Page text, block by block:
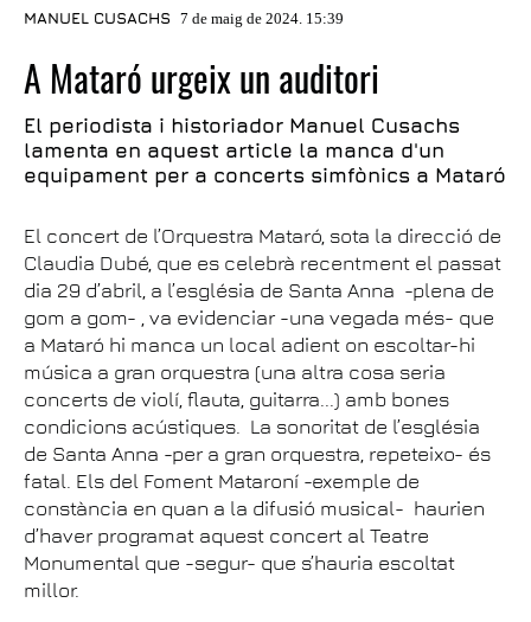
MANUEL CUSACHS 7 de maig de 2024. 15:39
A Mataró urgeix un auditori
El periodista i historiador Manuel Cusachs
lamenta en aquest article la manca d'un
equipament per a concerts simfònics a Mataró
El concert de l’Orquestra Mataró, sota la direcció de
Claudia Dubé, que es celebrà recentment el passat
dia 29 d’abril, a l’església de Santa Anna -plena de
gom a gom- , va evidenciar -una vegada més- que
a Mataró hi manca un local adient on escoltar-hi
música a gran orquestra (una altra cosa seria
concerts de violí, flauta, guitarra...) amb bones
condicions acústiques. La sonoritat de l’església
de Santa Anna -per a gran orquestra, repeteixo- és
fatal. Els del Foment Mataroní -exemple de
constància en quan a la difusió musical- haurien
d’haver programat aquest concert al Teatre
Monumental que -segur- que s’hauria escoltat
millor.